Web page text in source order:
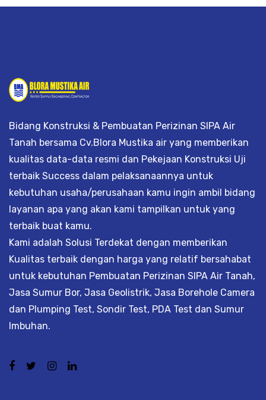
Bidang Konstruksi & Pembuatan Perizinan SIPA Air
Tanah bersama Cv.Blora Mustika air yang memberikan
kualitas data-data resmi dan Pekejaan Konstruksi Uji
terbaik Success dalam pelaksanaannya untuk
kebutuhan usaha/perusahaan kamu ingin ambil bidang
layanan apa yang akan kami tampilkan untuk yang
terbaik buat kamu.
Kami adalah Solusi Terdekat dengan memberikan
Kualitas terbaik dengan harga yang relatif bersahabat
untuk kebutuhan Pembuatan Perizinan SIPA Air Tanah,
Jasa Sumur Bor, Jasa Geolistrik, Jasa Borehole Camera
dan Plumping Test, Sondir Test, PDA Test dan Sumur
Imbuhan.